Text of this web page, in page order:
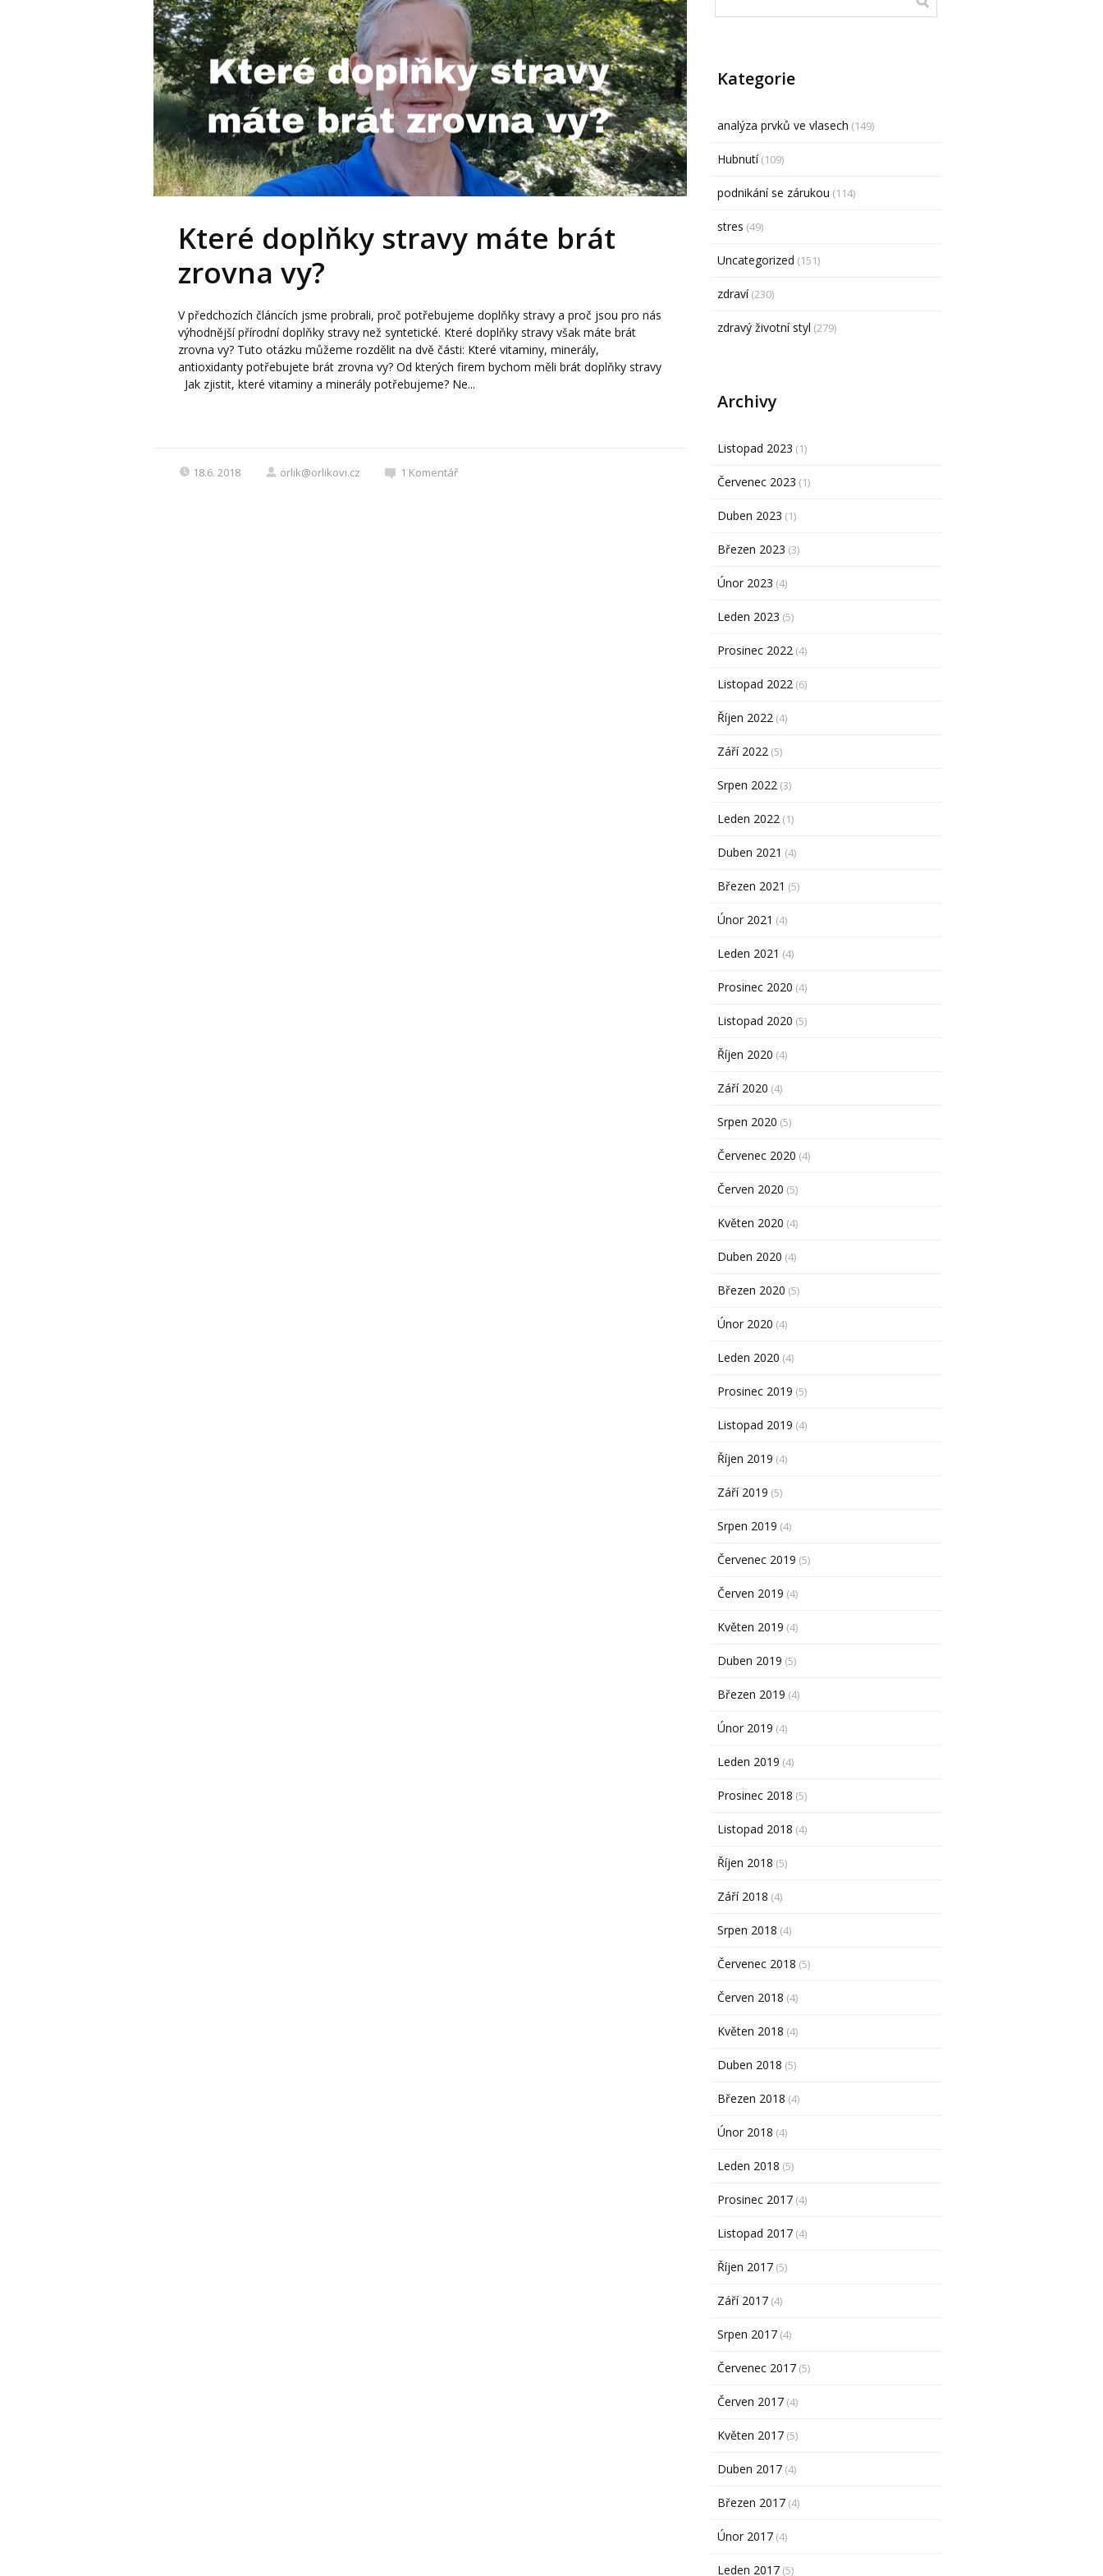
Které doplňky stravy máte brát
zrovna vy?
V předchozích článcích jsme probrali, proč potřebujeme doplňky stravy a proč jsou pro nás
výhodnější přírodní doplňky stravy než syntetické. Které doplňky stravy však máte brát
zrovna vy? Tuto otázku můžeme rozdělit na dvě části: Které vitaminy, minerály,
antioxidanty potřebujete brát zrovna vy? Od kterých firem bychom měli brát doplňky stravy
Jak zjistit, které vitaminy a minerály potřebujeme? Ne...
18.6. 2018 orlik@orlikovi.cz 1 Komentář
Kategorie
analýza prvků ve vlasech (149)
Hubnutí(109)
podnikání se zárukou (114)
stres (49)
Uncategorized (151)
zdraví(230)
zdravý životní styl (279)
Archivy
Listopad 2023 (1)
Červenec 2023 (1)
Duben 2023 (1)
Březen 2023 (3)
Únor 2023 (4)
Leden 2023 (5)
Prosinec 2022 (4)
Listopad 2022 (6)
Říjen 2022 (4)
Září 2022 (5)
Srpen 2022 (3)
Leden 2022 (1)
Duben 2021 (4)
Březen 2021 (5)
Únor 2021 (4)
Leden 2021 (4)
Prosinec 2020 (4)
Listopad 2020 (5)
Říjen 2020 (4)
Září 2020 (4)
Srpen 2020 (5)
Červenec 2020 (4)
Červen 2020 (5)
Květen 2020 (4)
Duben 2020 (4)
Březen 2020 (5)
Únor 2020 (4)
Leden 2020 (4)
Prosinec 2019 (5)
Listopad 2019 (4)
Říjen 2019 (4)
Září 2019 (5)
Srpen 2019 (4)
Červenec 2019 (5)
Červen 2019 (4)
Květen 2019 (4)
Duben 2019 (5)
Březen 2019 (4)
Únor 2019 (4)
Leden 2019 (4)
Prosinec 2018 (5)
Listopad 2018 (4)
Říjen 2018 (5)
Září 2018 (4)
Srpen 2018 (4)
Červenec 2018 (5)
Červen 2018 (4)
Květen 2018 (4)
Duben 2018 (5)
Březen 2018 (4)
Únor 2018 (4)
Leden 2018 (5)
Prosinec 2017 (4)
Listopad 2017 (4)
Říjen 2017 (5)
Září 2017 (4)
Srpen 2017 (4)
Červenec 2017 (5)
Červen 2017 (4)
Květen 2017 (5)
Duben 2017 (4)
Březen 2017 (4)
Únor 2017 (4)
Leden 2017 (5)